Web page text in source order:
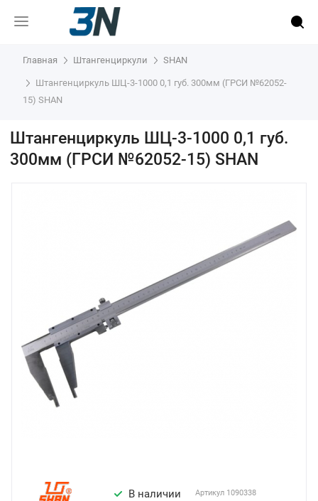
Главная Штангенциркули SHAN
Штангенциркуль ШЦ-3-1000 0,1 губ. 300мм (ГРСИ №62052-
15) SHAN
Штангенциркуль ШЦ-3-1000 0,1 губ.
300мм (ГРСИ №62052-15) SHAN
В наличии Артикул 1090338